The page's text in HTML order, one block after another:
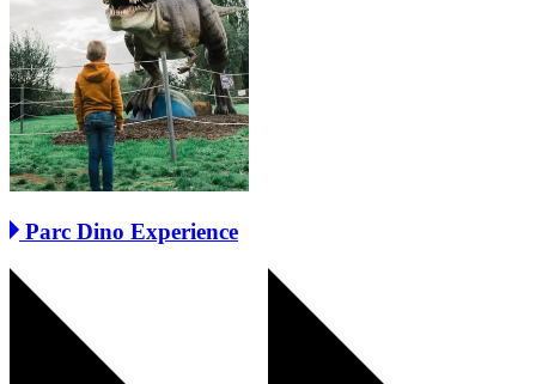
Parc Dino Experience